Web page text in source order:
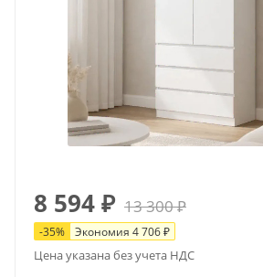
8 594₽ 13 300₽
-35% Экономия 4 706₽
Цена указана без учета НДС